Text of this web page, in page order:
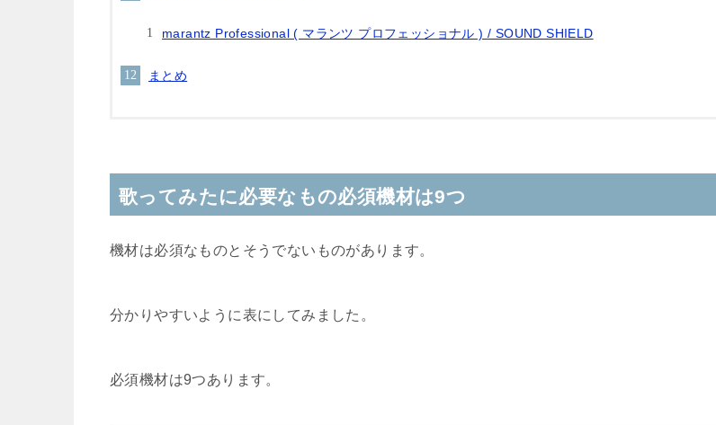
marantz Professional ( マランツ プロフェッショナル ) / SOUND SHIELD
まとめ
歌ってみたに必要なもの必須機材は9つ
機材は必須なものとそうでないものがあります。
分かりやすいように表にしてみました。
必須機材は9つあります。